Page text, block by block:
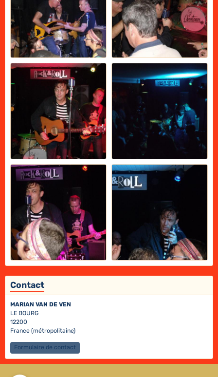
Contact
MARIAN VAN DE VEN
LE BOURG
12200
France (métropolitaine)
Formulaire de contact